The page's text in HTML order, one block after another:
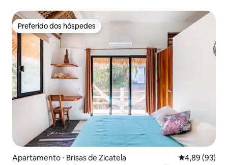
Preferido dos hóspedes
Preferido dos hóspedes
Apartamento ⋅ Brisas de Zicatela 4,89 de uma
4,89 (93)